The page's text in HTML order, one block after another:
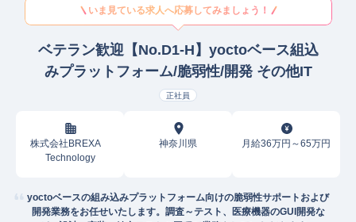
いま見ている求人へ応募してみましょう！
ベテラン歓迎【No.D1-H】yoctoベース組込
みプラットフォーム/脆弱性/開発 その他IT
正社員
株式会社BREXA
Technology
神奈川県 月給36万円～65万円
yoctoベースの組み込みプラットフォーム向けの脆弱性サポートおよび
開発業務をお任せいたします。調査～テスト、医療機器のGUI開発な